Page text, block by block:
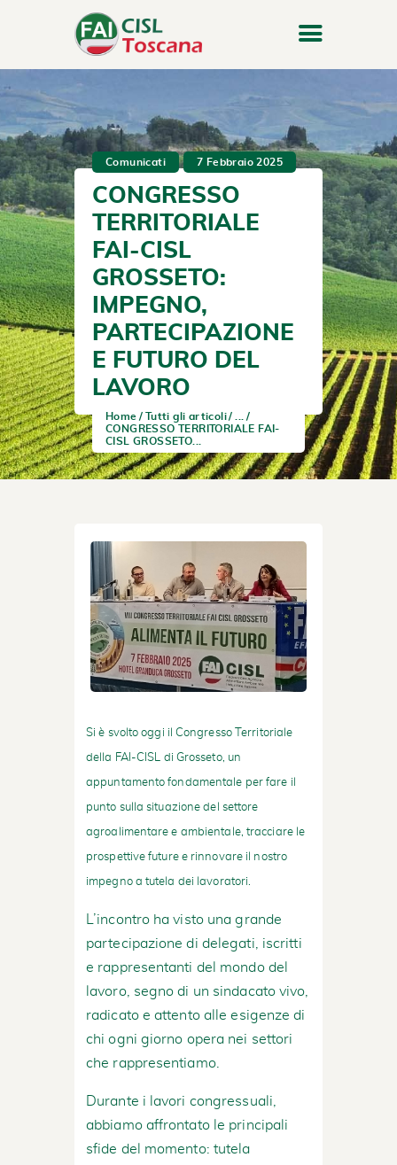
Comunicati 7 Febbraio 2025
CONGRESSO
TERRITORIALE
FAI-CISL
GROSSETO:
IMPEGNO,
PARTECIPAZIONE
E FUTURO DEL
LAVORO
Home Tutti gli articoli
CONGRESSO TERRITORIALE FAI-
CISL GROSSETO...
Si è svolto oggi il Congresso Territoriale
della FAI-CISL di Grosseto, un
appuntamento fondamentale per fare il
punto sulla situazione del settore
agroalimentare e ambientale, tracciare le
prospettive future e rinnovare il nostro
impegno a tutela dei lavoratori.
L’incontro ha visto una grande
partecipazione di delegati, iscritti
e rappresentanti del mondo del
lavoro, segno di un sindacato vivo,
radicato e attento alle esigenze di
chi ogni giorno opera nei settori
che rappresentiamo.
Durante i lavori congressuali,
abbiamo affrontato le principali
sfide del momento: tutela